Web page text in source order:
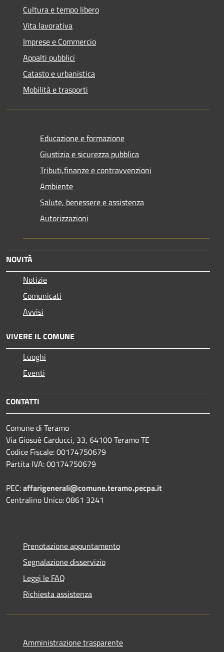
Cultura e tempo libero
Vita lavorativa
Imprese e Commercio
Appalti pubblici
Catasto e urbanistica
Mobilità e trasporti
Educazione e formazione
Giustizia e sicurezza pubblica
Tributi,finanze e contravvenzioni
Ambiente
Salute, benessere e assistenza
Autorizzazioni
NOVITÀ
Notizie
Comunicati
Avvisi
VIVERE IL COMUNE
Luoghi
Eventi
CONTATTI
Comune di Teramo
Via Giosuè Carducci, 33, 64100 Teramo TE
Codice Fiscale: 00174750679
Partita IVA: 00174750679
PEC:affarigenerali@comune.teramo.pecpa.it
Centralino Unico: 0861 3241
Prenotazione appuntamento
Segnalazione disservizio
Leggi le FAQ
Richiesta assistenza
Amministrazione trasparente